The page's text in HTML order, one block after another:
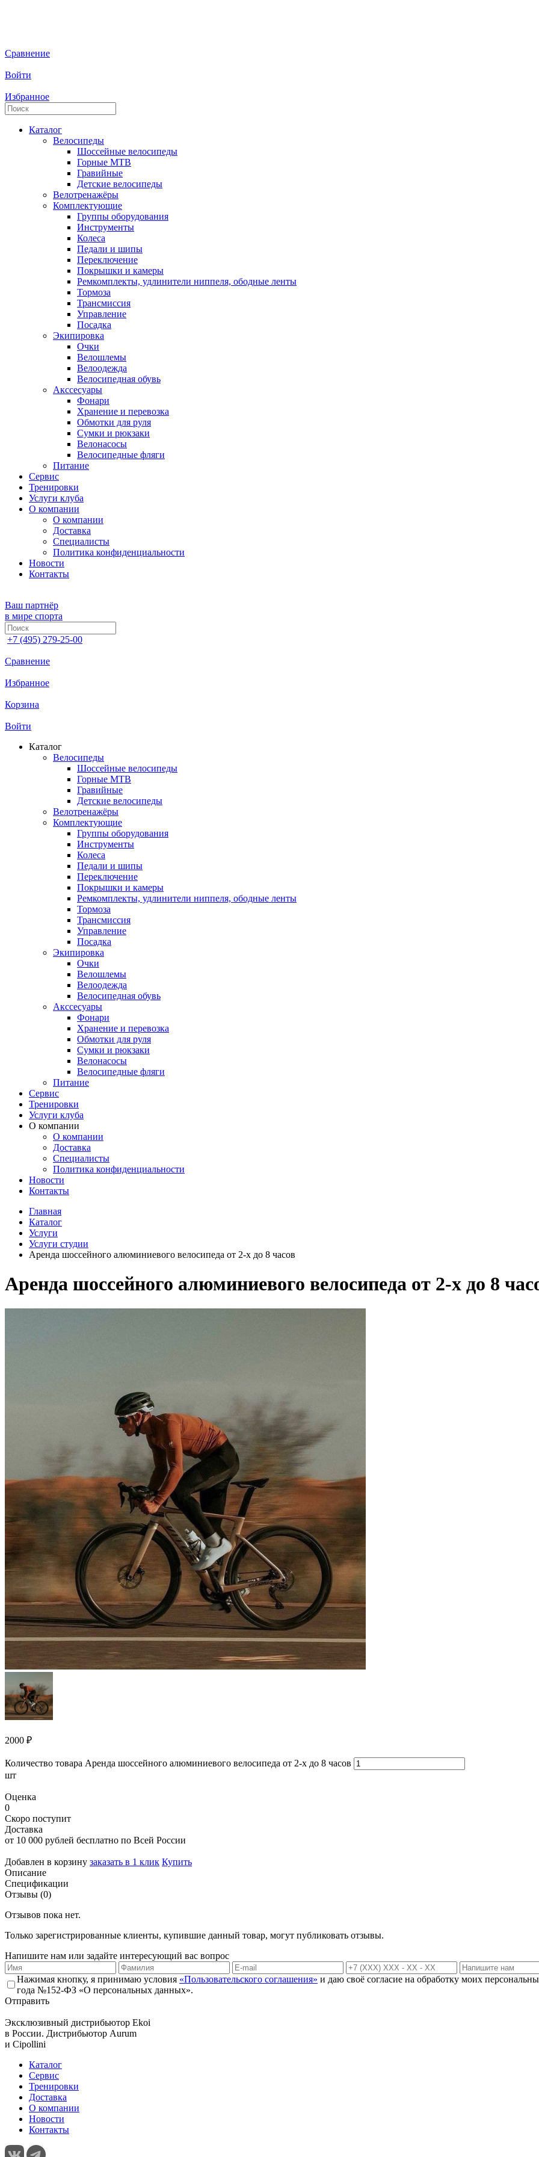
Сравнение
Войти
Избранное
Каталог
Велосипеды
Шоссейные велосипеды
Горные МTB
Гравийные
Детские велосипеды
Велотренажёры
Комплектующие
Группы оборудования
Инструменты
Колеса
Педали и шипы
Переключение
Покрышки и камеры
Ремкомплекты, удлинители ниппеля, ободные ленты
Тормоза
Трансмиссия
Управление
Посадка
Экипировка
Очки
Велошлемы
Велоодежда
Велосипедная обувь
Акссесуары
Фонари
Хранение и перевозка
Обмотки для руля
Сумки и рюкзаки
Велонасосы
Велосипедные фляги
Питание
Сервис
Тренировки
Услуги клуба
О компании
О компании
Доставка
Специалисты
Политика конфиденциальности
Новости
Контакты
Ваш партнёр
в мире спорта
+7 (495) 279-25-00
Сравнение
Избранное
Корзина
Войти
Каталог
Велосипеды
Шоссейные велосипеды
Горные МTB
Гравийные
Детские велосипеды
Велотренажёры
Комплектующие
Группы оборудования
Инструменты
Колеса
Педали и шипы
Переключение
Покрышки и камеры
Ремкомплекты, удлинители ниппеля, ободные ленты
Тормоза
Трансмиссия
Управление
Посадка
Экипировка
Очки
Велошлемы
Велоодежда
Велосипедная обувь
Акссесуары
Фонари
Хранение и перевозка
Обмотки для руля
Сумки и рюкзаки
Велонасосы
Велосипедные фляги
Питание
Сервис
Тренировки
Услуги клуба
О компании
О компании
Доставка
Специалисты
Политика конфиденциальности
Новости
Контакты
Главная
Каталог
Услуги
Услуги студии
Аренда шоссейного алюминиевого велосипеда от 2-х до 8 часов
Аренда шоссейного алюминиевого велосипеда от 2-х до 8
2000 ₽
Количество товара Аренда шоссейного алюминиевого велосипеда от 2-х до 8 часов
шт
Оценка
0
Скоро поступит
Доставка
от 10 000 рублей бесплатно по Всей России
Добавлен в корзину заказать в 1 клик Купить
Описание
Спецификации
Отзывы (0)
Отзывов пока нет.
Только зарегистрированные клиенты, купившие данный товар, могут публиковать отзывы.
Напишите нам или задайте интересующий вас вопрос
Нажимая кнопку, я принимаю условия «Пользовательского соглашения» и даю своё согласие на обработку моих
года №152-ФЗ «О персональных данных».
Отправить
Эксклюзивный дистрибьютор Ekoi
в России. Дистрибьютор Aurum
и Cipollini
Каталог
Сервис
Тренировки
Доставка
О компании
Новости
Контакты